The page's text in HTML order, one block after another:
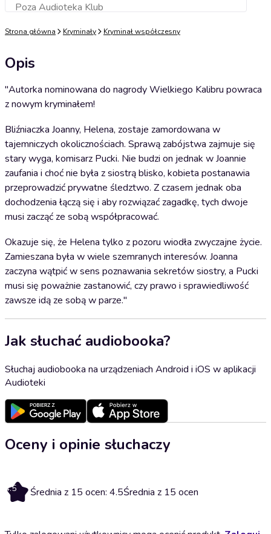
Poza Audioteka KlubDodaj do koszyka
Strona główna Kryminały Kryminał współczesny
Opis
"Autorka nominowana do nagrody Wielkiego Kalibru powraca
z nowym kryminałem!
Bliźniaczka Joanny, Helena, zostaje zamordowana w
tajemniczych okolicznościach. Sprawą zabójstwa zajmuje się
stary wyga, komisarz Pucki. Nie budzi on jednak w Joannie
zaufania i choć nie była z siostrą blisko, kobieta postanawia
przeprowadzić prywatne śledztwo. Z czasem jednak oba
dochodzenia łączą się i aby rozwiązać zagadkę, tych dwoje
musi zacząć ze sobą współpracować.
Okazuje się, że Helena tylko z pozoru wiodła zwyczajne życie.
Zamieszana była w wiele szemranych interesów. Joanna
zaczyna wątpić w sens poznawania sekretów siostry, a Pucki
musi się poważnie zastanowić, czy prawo i sprawiedliwość
zawsze idą ze sobą w parze."
Jak słuchać audiobooka?
Słuchaj audiobooka na urządzeniach Android i iOS w aplikacji
Audioteki
Oceny i opinie słuchaczy
4.5 Średnia z 15 ocen: 4.5Średnia z 15 ocen